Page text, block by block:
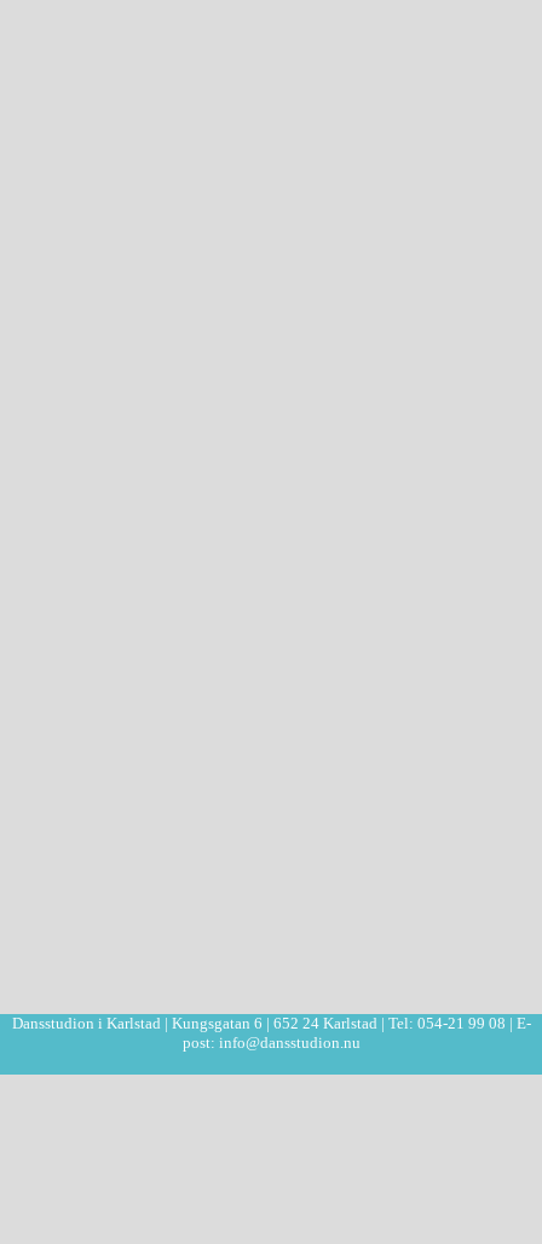
Dansstudion i Karlstad | Kungsgatan 6 | 652 24 Karlstad | Tel: 054-21 99 08 | E-
post: info@dansstudion.nu